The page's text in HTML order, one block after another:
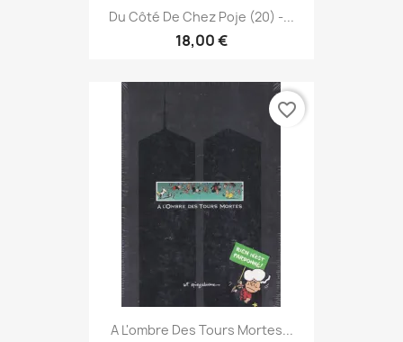
Du Côté De Chez Poje (20) -...
18,00 €
A L'ombre Des Tours Mortes...
favorite_border